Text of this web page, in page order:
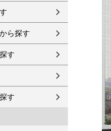
ら探す
す
す